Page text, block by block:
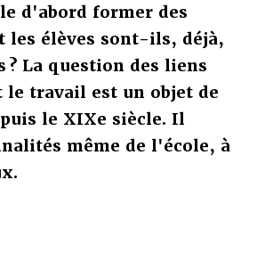
d'abord former des
les élèves sont-ils, déjà,
? La question des liens
le travail est un objet de
le XIXe siècle. Il
même de l'école, à